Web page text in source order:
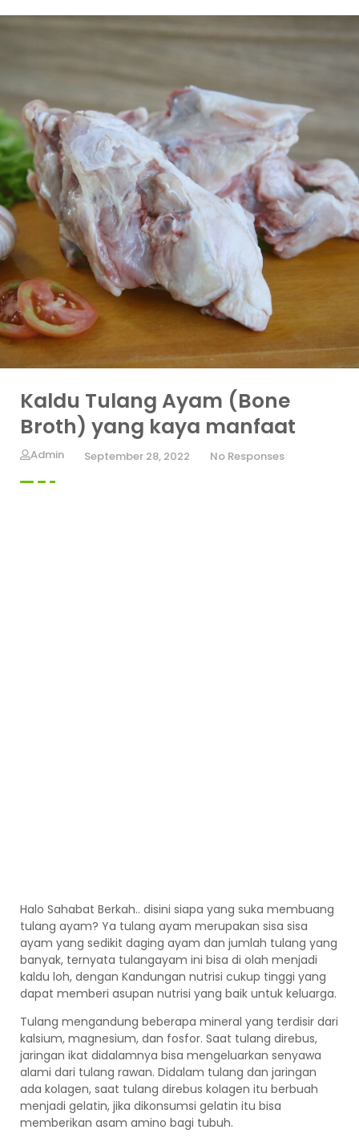
Kaldu Tulang Ayam (Bone
Broth) yang kaya manfaat
Admin September 28, 2022 No Responses
Halo Sahabat Berkah.. disini siapa yang suka membuang
tulang ayam? Ya tulang ayam merupakan sisa sisa
ayam yang sedikit daging ayam dan jumlah tulang yang
banyak, ternyata tulangayam ini bisa di olah menjadi
kaldu loh, dengan Kandungan nutrisi cukup tinggi yang
dapat memberi asupan nutrisi yang baik untuk keluarga.
Tulang mengandung beberapa mineral yang terdisir dari
kalsium, magnesium, dan fosfor. Saat tulang direbus,
jaringan ikat didalamnya bisa mengeluarkan senyawa
alami dari tulang rawan. Didalam tulang dan jaringan
ada kolagen, saat tulang direbus kolagen itu berbuah
menjadi gelatin, jika dikonsumsi gelatin itu bisa
memberikan asam amino bagi tubuh.